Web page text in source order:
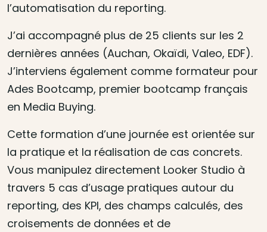
l’automatisation du reporting.
J’ai accompagné plus de 25 clients sur les 2
dernières années (Auchan, Okaïdi, Valeo, EDF).
J’interviens également comme formateur pour
Ades Bootcamp, premier bootcamp français
en Media Buying.
Cette formation d’une journée est orientée sur
la pratique et la réalisation de cas concrets.
Vous manipulez directement Looker Studio à
travers 5 cas d’usage pratiques autour du
reporting, des KPI, des champs calculés, des
croisements de données et de